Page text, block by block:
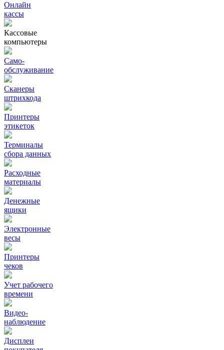
Онлайн
кассы
Кассовые
компьютеры
Само-
обслуживание
Сканеры
штрихкода
Принтеры
этикеток
Терминалы
сбора данных
Расходные
материалы
Денежные
ящики
Электронные
весы
Принтеры
чеков
Учет рабочего
времени
Видео‑
наблюдение
Дисплеи